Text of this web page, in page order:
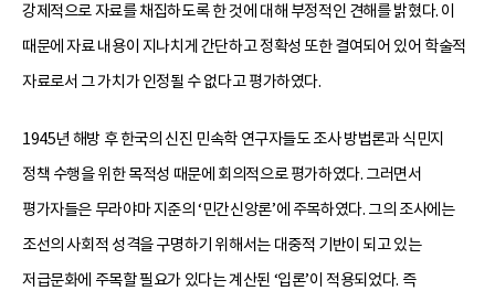
강제적으로 자료를 채집하도록 한 것에 대해 부정적인 견해를 밝혔다. 이
때문에 자료 내용이 지나치게 간단하고 정확성 또한 결여되어 있어 학술적
자료로서 그 가치가 인정될 수 없다고 평가하였다.
1945년 해방 후 한국의 신진 민속학 연구자들도 조사 방법론과 식민지
정책 수행을 위한 목적성 때문에 회의적으로 평가하였다. 그러면서
평가자들은 무라야마 지준의 ‘민간신앙론’에 주목하였다. 그의 조사에는
조선의 사회적 성격을 구명하기 위해서는 대중적 기반이 되고 있는
저급문화에 주목할 필요가 있다는 계산된 ‘입론’이 적용되었다. 즉